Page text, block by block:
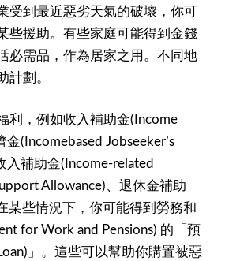
受到最近惡劣天氣的破壞，你可
些援助。有些家庭可能得到金錢
必需品，作為居家之用。不同地
計劃。
利，例如收入補助金(Income
(Incomebased Jobseeker’s
入補助金(Income-related
Allowance)、退休金補助
某些情況下，你可能得到勞務和
for Work and Pensions) 的「預
」。這些可以幫助你購置被惡